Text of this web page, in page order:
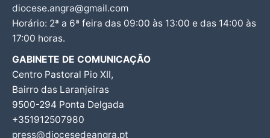
diocese.angra@gmail.com
Horário: 2ª a 6ª feira das 09:00 às 13:00 e das 14:00 às
17:00 horas.
GABINETE DE COMUNICAÇÃO
Centro Pastoral Pio XII,
Bairro das Laranjeiras
9500-294 Ponta Delgada
+351912507980
press@diocesedeangra.pt